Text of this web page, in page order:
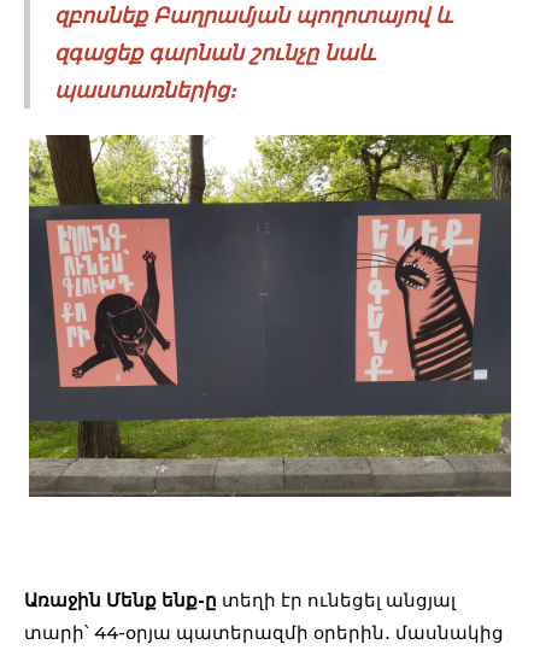
Առաջին Մենք ենք-ը տեղի էր ունեցել անցյալ
տարի՝ 44-օրյա պատերազմի օրերին․ մասնակից
զբոսնեք Բաղրամյան պողոտայով և
զգացեք գարնան շունչը նաև
պաստառներից։